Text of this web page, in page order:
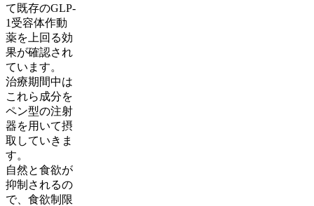
て既存のGLP-
1受容体作動
薬を上回る効
果が確認され
ています。
治療期間中は
これら成分を
ペン型の注射
器を用いて摂
取していきま
す。
自然と食欲が
抑制されるの
で、食欲制限